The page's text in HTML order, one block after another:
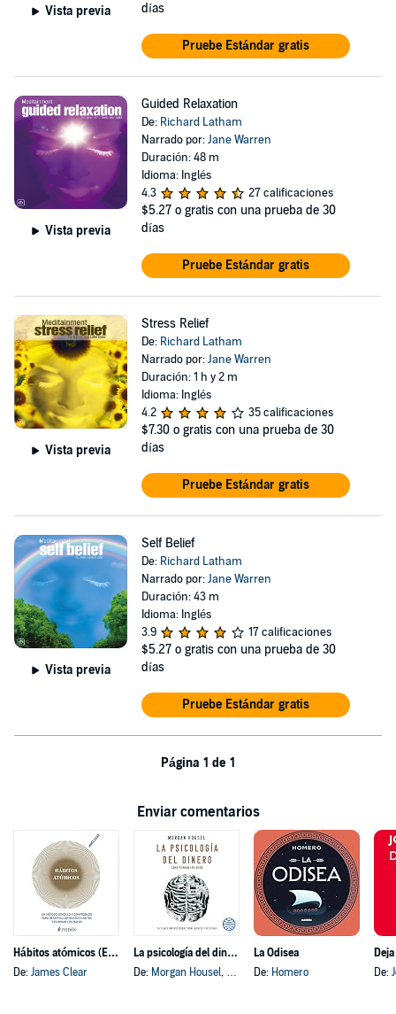
Vista previa
días
Pruebe Estándar gratis
Vista previa
Guided Relaxation
De: Richard Latham
Narrado por:Jane Warren
Duración: 48 m
Idioma: Inglés
4.3
27 calificaciones
$5.27 o gratis con una prueba de 30
días
Pruebe Estándar gratis
Vista previa
Stress Relief
De: Richard Latham
Narrado por:Jane Warren
Duración: 1 h y 2 m
Idioma: Inglés
4.2
35 calificaciones
$7.30 o gratis con una prueba de 30
días
Pruebe Estándar gratis
Vista previa
Self Belief
De: Richard Latham
Narrado por:Jane Warren
Duración: 43 m
Idioma: Inglés
3.9
17 calificaciones
$5.27 o gratis con una prueba de 30
días
Pruebe Estándar gratis
Página 1 de 1
Enviar comentarios
Hábitos atómicos (Español neutro)
De: James Clear
La psicología del dinero
De: Morgan Housel, y otros
La Odisea
De: Homero
De: